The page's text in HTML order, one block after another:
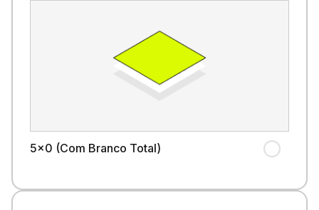
5x0 (Com Branco Total)